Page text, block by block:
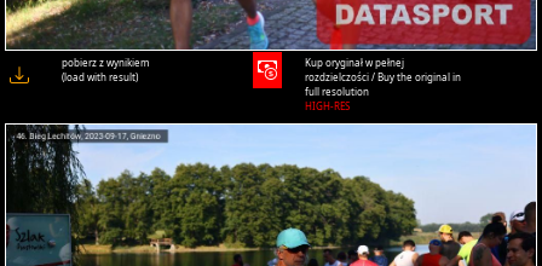
pobierz z wynikiem
(load with result)
Kup oryginał w pełnej
rozdzielczości / Buy the original in
full resolution
HIGH-RES